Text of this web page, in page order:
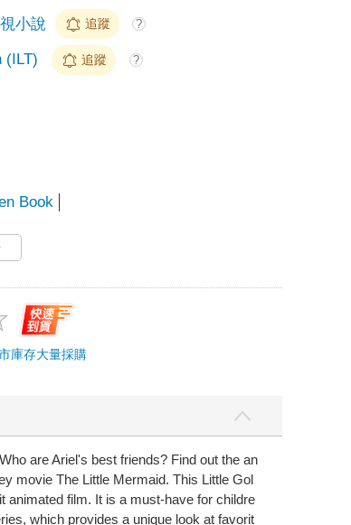
小說 追蹤 ?
(ILT) 追蹤 ?
Book
庫存大量採購
are Ariel's best friends? Find out the an
movie The Little Mermaid. This Little Gol
animated film. It is a must-have for childre
which provides a unique look at favorit